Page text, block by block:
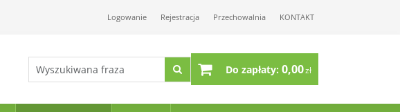
Logowanie Rejestracja Przechowalnia KONTAKT
Do zapłaty: 0,00zł